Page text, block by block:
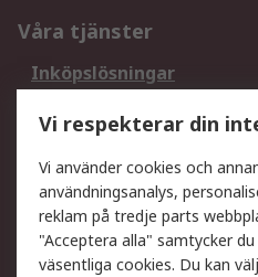
Våra tjänster
Inköpslösningar
DesignSpark
Ditt lokala säljteam
Support
Få hjälp
Vi respekterar din
Vi använder cookies och
användningsanalys,
reklam på tredje parts
"Acceptera alla" samtycker
väsentliga cookies. Du kan